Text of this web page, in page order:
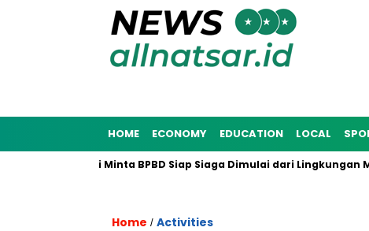
HOME ECONOMY EDUCATION LOCAL
Munafri Minta BPBD Siap Siaga Dimulai dari Lingkungan
Home / Activities